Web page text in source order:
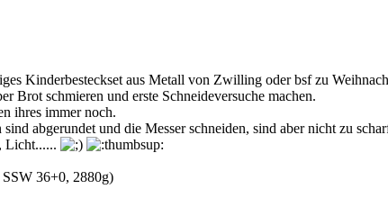
Kinderbesteckset aus Metall von Zwilling oder bsf zu
Brot schmieren und erste Schneideversuche machen.
ihres immer noch.
abgerundet und die Messer schneiden, sind aber nicht zu
Licht......
36+0, 2880g)